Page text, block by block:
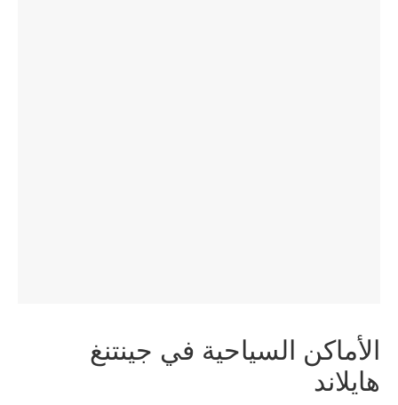
الأماكن السياحية في جينتنغ
هايلاند